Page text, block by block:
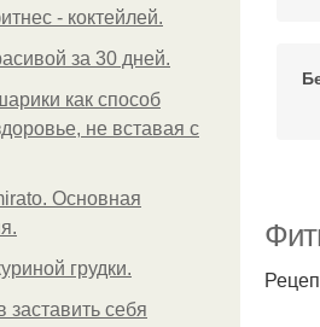
- коктейлей.
за 30 дней.
как способ
не вставая с
Основная
грудки.
заставить себя